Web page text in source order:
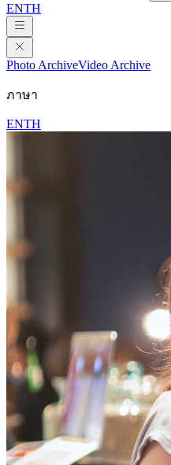
ENTH
Photo ArchiveVideo Archive
ภาษา
ENTH